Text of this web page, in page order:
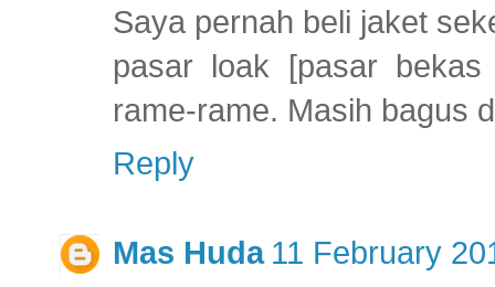
Saya pernah beli jaket
pasar loak [pasar
rame-rame. Masih bagus
Reply
Mas Huda 11 February